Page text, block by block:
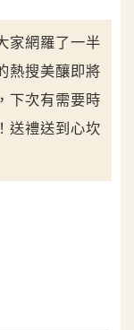
家網羅了一半
熱搜美釀即將
下次有需要時
送禮送到心坎